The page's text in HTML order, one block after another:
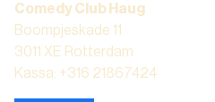
Comedy Club Haug
Boompjeskade 11
3011 XE Rotterdam
Kassa: +316 21867424